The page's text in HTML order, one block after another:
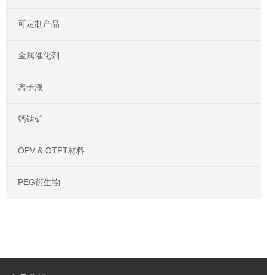
可定制产品
金属催化剂
离子液
钙钛矿
OPV & OTFT材料
PEG衍生物